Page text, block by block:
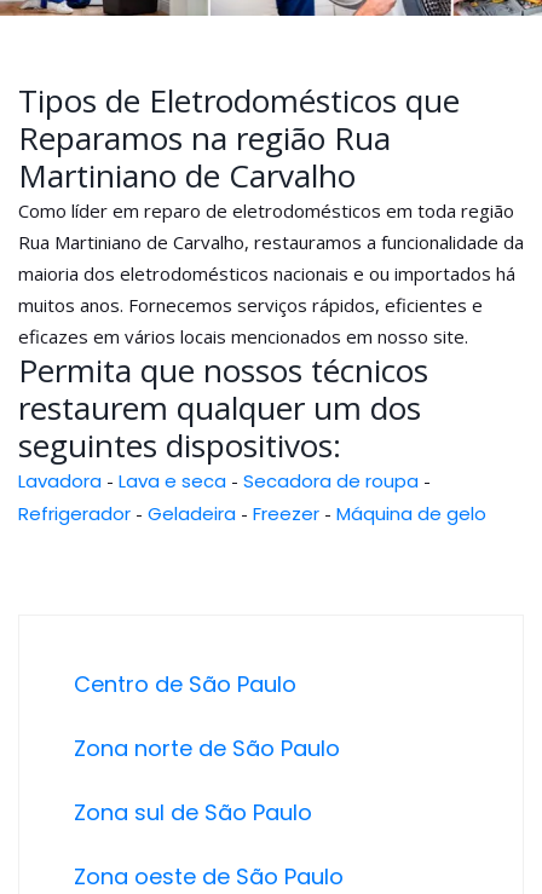
Tipos de Eletrodomésticos que
Reparamos na região Rua
Martiniano de Carvalho
Como líder em reparo de eletrodomésticos em toda região
Rua Martiniano de Carvalho, restauramos a funcionalidade da
maioria dos eletrodomésticos nacionais e ou importados há
muitos anos. Fornecemos serviços rápidos, eficientes e
eficazes em vários locais mencionados em nosso site.
Permita que nossos técnicos
restaurem qualquer um dos
seguintes dispositivos:
Lavadora - Lava e seca - Secadora de roupa -
Refrigerador - Geladeira - Freezer - Máquina de gelo
Centro de São Paulo
Zona norte de São Paulo
Zona sul de São Paulo
Zona oeste de São Paulo